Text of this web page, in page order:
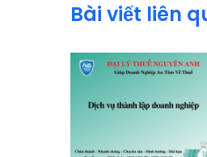
Bài viết liên